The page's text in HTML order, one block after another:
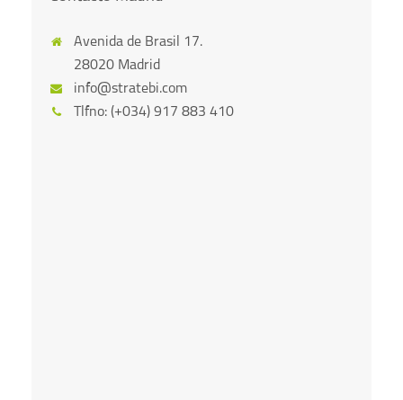
Avenida de Brasil 17.
28020 Madrid
info@stratebi.com
Tlfno: (+034) 917 883 410